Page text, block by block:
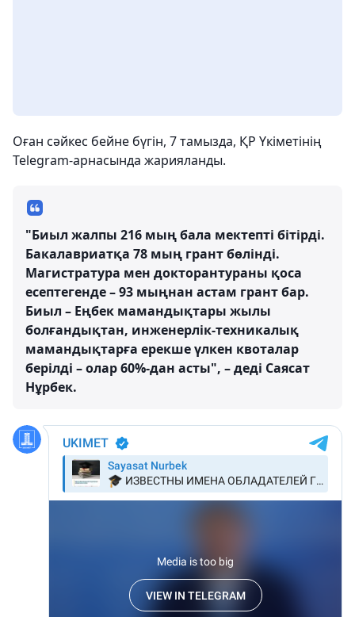
Оған сәйкес бейне бүгін, 7 тамызда, ҚР Үкіметінің
Telegram-арнасында жарияланды.
"Биыл жалпы 216 мың бала мектепті бітірді.
Бакалавриатқа 78 мың грант бөлінді.
Магистратура мен докторантураны қоса
есептегенде – 93 мыңнан астам грант бар.
Биыл – Еңбек мамандықтары жылы
болғандықтан, инженерлік-техникалық
мамандықтарға ерекше үлкен квоталар
берілді – олар 60%-дан асты", – деді Саясат
Нұрбек.